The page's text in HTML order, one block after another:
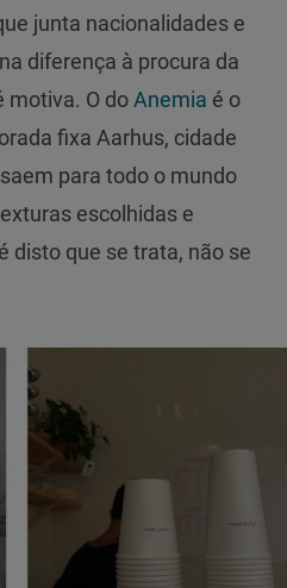
junta nacionalidades e
diferença à procura da
motiva. O doAnemia é o
fixa Aarhus, cidade
para todo o mundo
escolhidas e
disto que se trata, não se